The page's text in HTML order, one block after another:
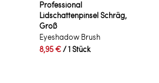
Professional
Lidschattenpinsel Schräg,
Groß
Eyeshadow Brush
8,95 €/ 1 Stück